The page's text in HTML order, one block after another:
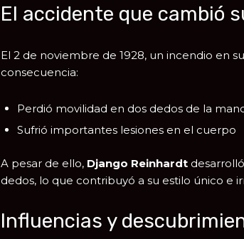
El accidente que cambió
El 2 de noviembre de 1928, un incendio en
consecuencia:
Perdió movilidad en dos dedos de la
Sufrió importantes lesiones en el cuerpo
A pesar de ello, Django Reinhardt
dedos, lo que contribuyó a su estilo único e
Influencias y